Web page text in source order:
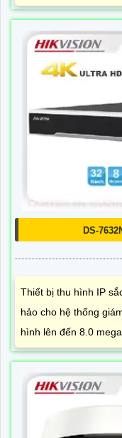
DS-
Thiết bị thu hình IP
hảo cho hệ thống
hình lên đến 8.0